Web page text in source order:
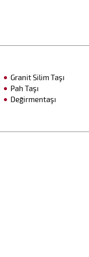
Granit Silim Taşı
Pah Taşı
Değirmentaşı